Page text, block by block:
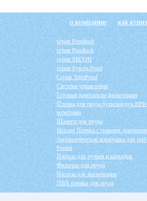
О КОМПАНИИ КАК
серия Pondtech
серия Pondtech
серия SECOH
серия Syncra Pond
Серия TetraPond
Система управления
Готовые комплекты фильтрации
Пленка для пруда бутилкаучук
мембрана
Шланги для пруда
Heisner Пленка с гравием
Автоматическая кормушка для
Feeder
Насосы для ручьев и каскадов
Фильтры для пруда
Насосы для фильтрации
ПВХ пленка для пруда